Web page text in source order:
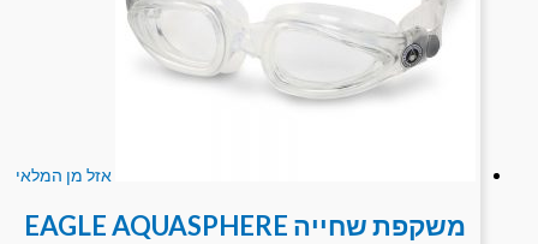
אזל מן המלאי
משקפת שחייה EAGLE AQUASPHERE